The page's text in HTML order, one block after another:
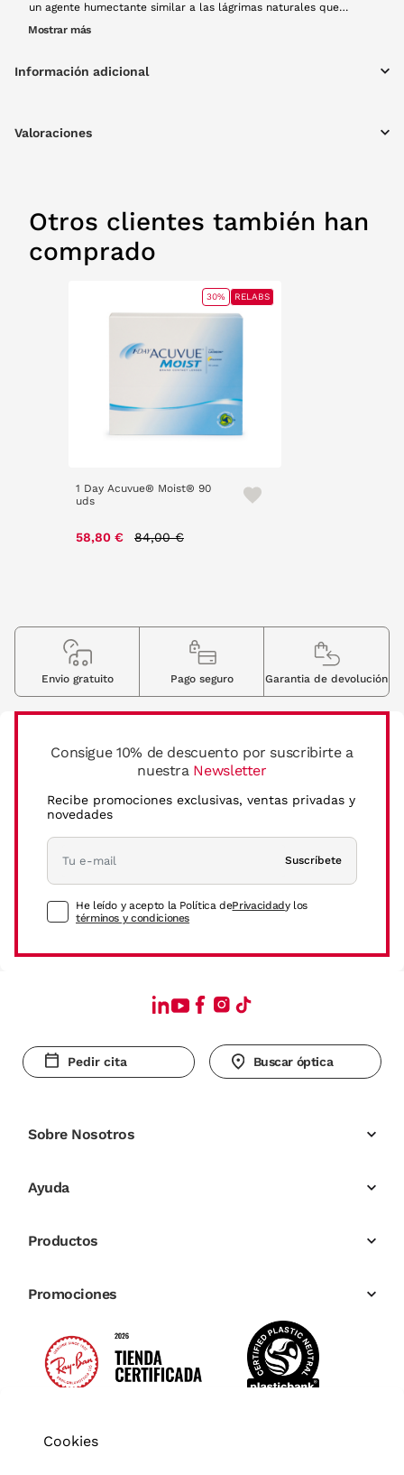
un agente humectante similar a las lágrimas naturales que
ayudará a que tus ojos se sientan frescos y cómodos durante
líquidos de mantenimiento.
Mostrar más
Información adicional
Valoraciones
Otros clientes también han
comprado
1 Day Acuvue® Moist® 90
uds
58,80 € 84,00 €
30% RELABS
Consigue 10% de descuento por suscribirte a
nuestra Newsletter
Recibe promociones exclusivas, ventas privadas y
novedades
Suscríbete
He leído y acepto la Política dePrivacidady los
términos y condiciones
Envio gratuito Pago seguro Garantia de devolución
Pedir cita Buscar óptica
Sobre Nosotros
Ayuda
Productos
Promociones
Cookies